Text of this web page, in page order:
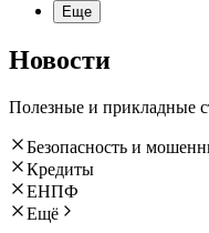
Еще
Новости
Полезные и прикладные
Безопасность и
Кредиты
ЕНПФ
Ещё